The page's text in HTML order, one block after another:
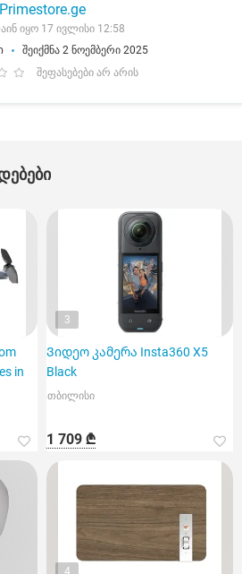
Primestore.ge
იყო 17 ივლისი 12:58
შეიქმნა 2 ნოემბერი 2025
შეფასებები არ არის
in
3
Ვიდეო კამერა Insta360 X5
Black
თბილისი
1 709 ₾
4